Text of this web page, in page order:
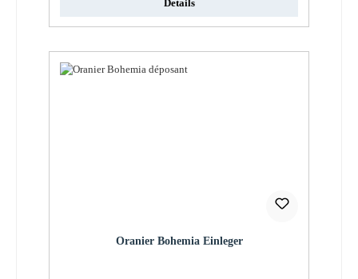
Details
Oranier Bohemia Einleger